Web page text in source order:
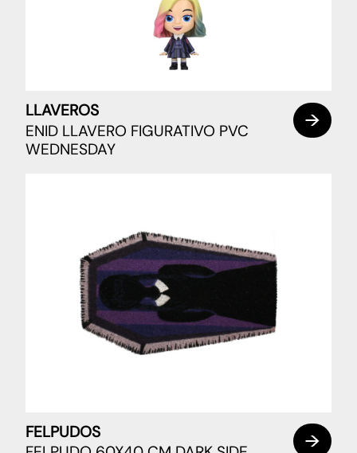
LLAVEROS
ENID LLAVERO FIGURATIVO PVC
WEDNESDAY
FELPUDOS